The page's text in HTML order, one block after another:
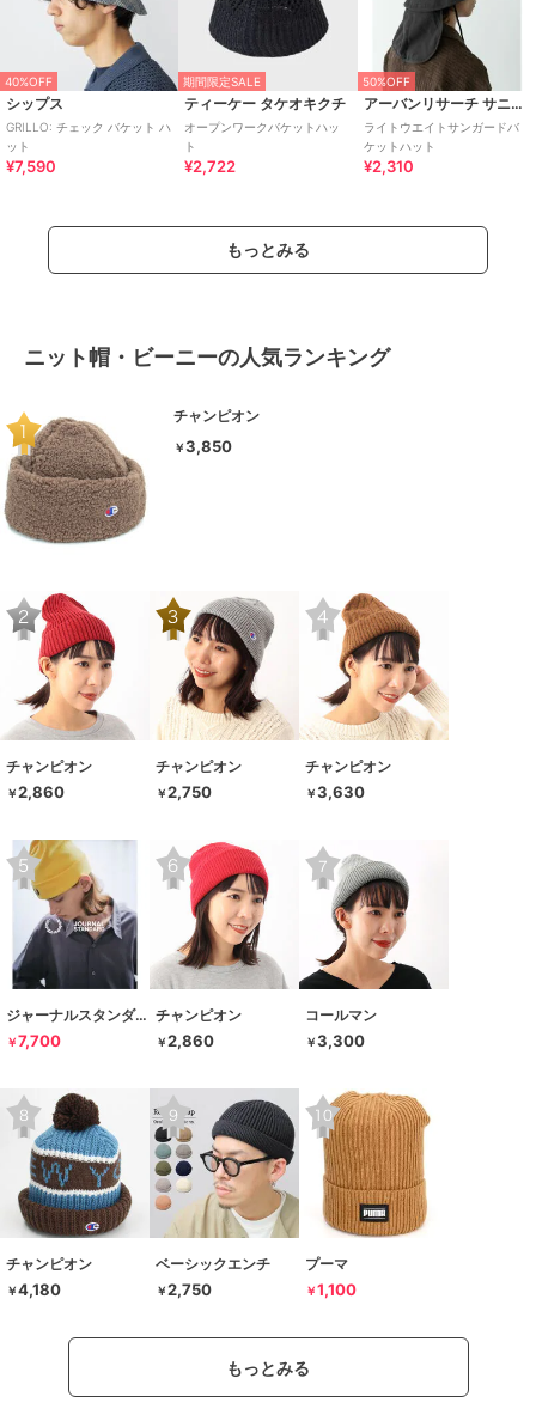
40%OFF
シップス
GRILLO: チェック バケット ハ
ット
¥7,590
期間限定SALE
ティーケー タケオキクチ
オープンワークバケットハッ
ト
¥2,722
50%OFF
アーバンリサーチ サニーレーベル
ライトウエイトサンガードバ
ケットハット
¥2,310
もっとみる
ニット帽・ビーニーの人気ランキング
チャンピオン
￥3,850
チャンピオン
￥2,860
チャンピオン
￥2,750
チャンピオン
￥3,630
ジャーナルスタンダード
￥7,700
チャンピオン
￥2,860
コールマン
￥3,300
チャンピオン
￥4,180
ベーシックエンチ
￥2,750
プーマ
￥1,100
もっとみる